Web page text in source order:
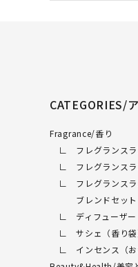
CATEGORIES/
Fragrance/香り
∟ フレグランスラ
∟ フレグランスラ
∟ フレグランスラ
ブレンドセット
∟ ディフューザー
∟ サシェ（香り袋
∟ インセンス（お